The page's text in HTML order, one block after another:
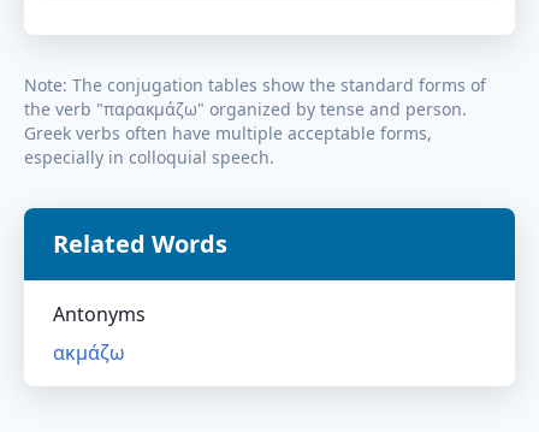
Note: The conjugation tables show the standard forms of
the verb "παρακμάζω" organized by tense and person.
Greek verbs often have multiple acceptable forms,
especially in colloquial speech.
Related Words
Antonyms
ακμάζω